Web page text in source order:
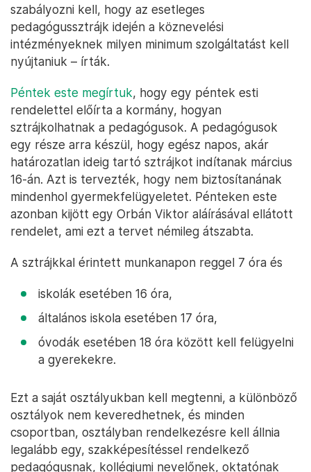
szabályozni kell, hogy az esetleges
pedagógussztrájk idején a köznevelési
intézményeknek milyen minimum szolgáltatást kell
nyújtaniuk – írták.
Péntek este megírtuk, hogy egy péntek esti
rendelettel előírta a kormány, hogyan
sztrájkolhatnak a pedagógusok. A pedagógusok
egy része arra készül, hogy egész napos, akár
határozatlan ideig tartó sztrájkot indítanak március
16-án. Azt is tervezték, hogy nem biztosítanának
mindenhol gyermekfelügyeletet. Pénteken este
azonban kijött egy Orbán Viktor aláírásával ellátott
rendelet, ami ezt a tervet némileg átszabta.
A sztrájkkal érintett munkanapon reggel 7 óra és
iskolák esetében 16 óra,
általános iskola esetében 17 óra,
óvodák esetében 18 óra között kell felügyelni
a gyerekekre.
Ezt a saját osztályukban kell megtenni, a különböző
osztályok nem keveredhetnek, és minden
csoportban, osztályban rendelkezésre kell állnia
legalább egy, szakképesítéssel rendelkező
pedagógusnak, kollégiumi nevelőnek, oktatónak